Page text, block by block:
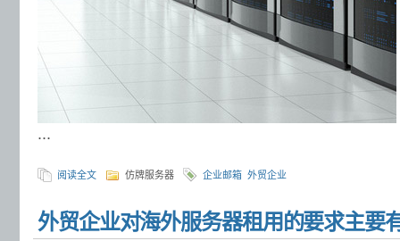
...
阅读全文 仿牌服务器 企业邮箱 外贸企业
外贸企业对海外服务器租用的要求主要